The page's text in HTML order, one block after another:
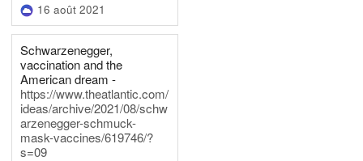
16 août 2021
Schwarzenegger,
vaccination and the
American dream -
https://www.theatlantic.com/
ideas/archive/2021/08/schw
arzenegger-schmuck-
mask-vaccines/619746/?
s=09